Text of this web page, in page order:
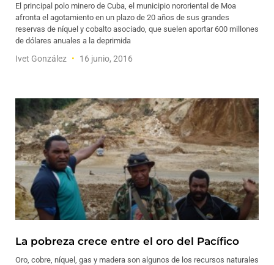
El principal polo minero de Cuba, el municipio nororiental de Moa
afronta el agotamiento en un plazo de 20 años de sus grandes
reservas de níquel y cobalto asociado, que suelen aportar 600 millones
de dólares anuales a la deprimida
Ivet González 16 junio, 2016
La pobreza crece entre el oro del Pacífico
Oro, cobre, níquel, gas y madera son algunos de los recursos naturales